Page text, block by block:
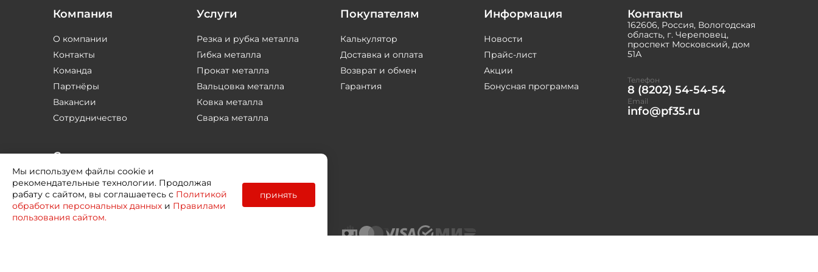
Компания
О компании
Контакты
Команда
Партнёры
Вакансии
Сотрудничество
Услуги
Резка и рубка металла
Гибка металла
Прокат металла
Вальцовка металла
Ковка металла
Сварка металла
Покупателям
Калькулятор
Доставка и оплата
Возврат и обмен
Гарантия
Информация
Новости
Прайс-лист
Акции
Бонусная программа
Контакты
162606, Россия, Вологодская
область, г. Череповец,
проспект Московский, дом
51А
Телефон
8 (8202) 54-54-54
Email
info@pf35.ru
Соцсети
Мы используем файлы cookie и
рекомендательные технологии. Продолжая
рабату с сайтом, вы соглашаетесь с Политикой
обработки персональных данных и Правилами
пользования сайтом.
принять